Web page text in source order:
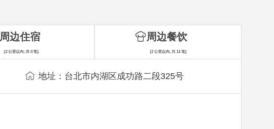
地址：台北市内湖区成功路二段325号
周边住宿
(2 公里以内, 共 0 笔)
周边餐饮
(2 公里以内, 共 11 笔)